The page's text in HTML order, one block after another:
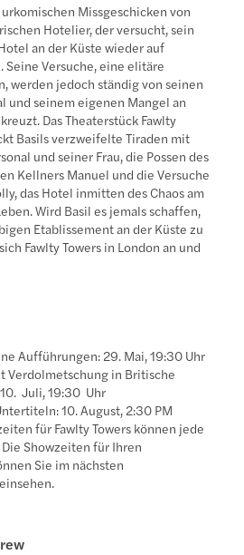
Missgeschicken von
Hotelier, der versucht, sein
an der Küste wieder auf
Seine Versuche, eine elitäre
werden jedoch ständig von seinen
und seinem eigenen Mangel an
Das Theaterstück Fawlty
Basils verzweifelte Tiraden mit
und seiner Frau, die Possen des
Kellners Manuel und die Versuche
das Hotel inmitten des Chaos am
Wird Basil es jemals schaffen,
Etablissement an der Küste zu
Fawlty Towers in London an und
Aufführungen: 29. Mai, 19:30 Uhr
Verdolmetschung in Britische
Juli, 19:30 Uhr
10. August, 2:30 PM
für Fawlty Towers können jede
Showzeiten für Ihren
Sie im nächsten